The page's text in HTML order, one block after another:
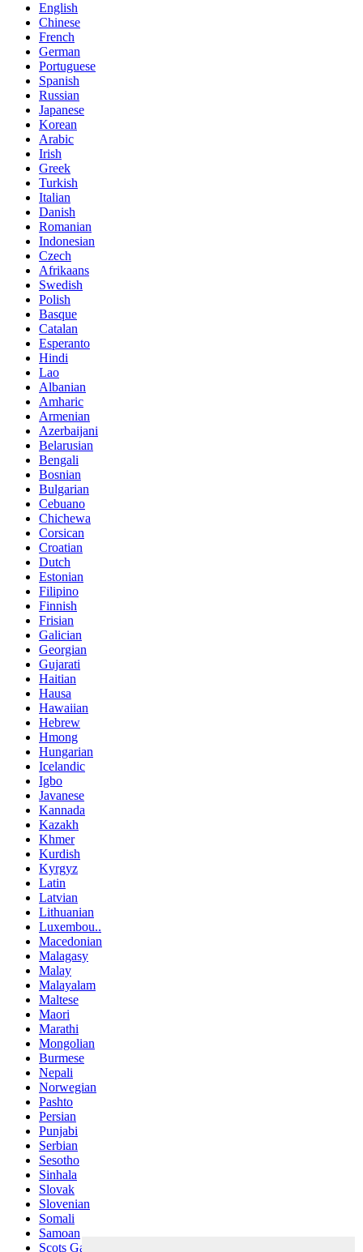
English
Chinese
French
German
Portuguese
Spanish
Russian
Japanese
Korean
Arabic
Irish
Greek
Turkish
Italian
Danish
Romanian
Indonesian
Czech
Afrikaans
Swedish
Polish
Basque
Catalan
Esperanto
Hindi
Lao
Albanian
Amharic
Armenian
Azerbaijani
Belarusian
Bengali
Bosnian
Bulgarian
Cebuano
Chichewa
Corsican
Croatian
Dutch
Estonian
Filipino
Finnish
Frisian
Galician
Georgian
Gujarati
Haitian
Hausa
Hawaiian
Hebrew
Hmong
Hungarian
Icelandic
Igbo
Javanese
Kannada
Kazakh
Khmer
Kurdish
Kyrgyz
Latin
Latvian
Lithuanian
Luxembou..
Macedonian
Malagasy
Malay
Malayalam
Maltese
Maori
Marathi
Mongolian
Burmese
Nepali
Norwegian
Pashto
Persian
Punjabi
Serbian
Sesotho
Sinhala
Slovak
Slovenian
Somali
Samoan
Scots Gaelic